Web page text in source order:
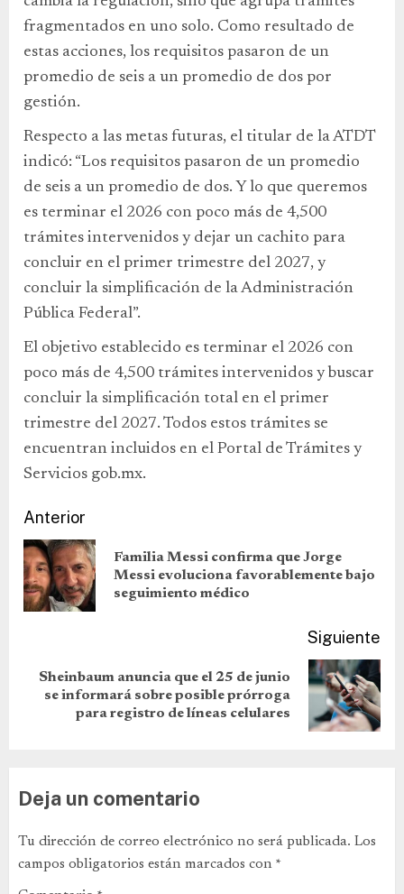
fragmentados en uno solo. Como resultado de
estas acciones, los requisitos pasaron de un
promedio de seis a un promedio de dos por
gestión.
Respecto a las metas futuras, el titular de la ATDT
indicó: “Los requisitos pasaron de un promedio
de seis a un promedio de dos. Y lo que queremos
es terminar el 2026 con poco más de 4,500
trámites intervenidos y dejar un cachito para
concluir en el primer trimestre del 2027, y
concluir la simplificación de la Administración
Pública Federal”.
El objetivo establecido es terminar el 2026 con
poco más de 4,500 trámites intervenidos y buscar
concluir la simplificación total en el primer
trimestre del 2027. Todos estos trámites se
encuentran incluidos en el Portal de Trámites y
Servicios gob.mx.
Anterior
Familia Messi confirma que Jorge
Messi evoluciona favorablemente bajo
seguimiento médico
Siguiente
Sheinbaum anuncia que el 25 de junio
se informará sobre posible prórroga
para registro de líneas celulares
Deja un comentario
Tu dirección de correo electrónico no será publicada. Los
campos obligatorios están marcados con *